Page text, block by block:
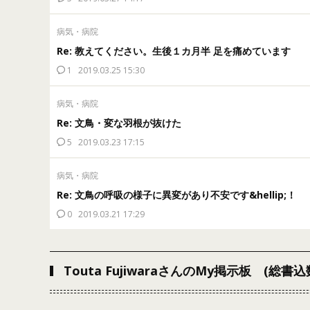
病気・病院
Re: 教えてください。生後１カ月半 足を痛めています
1 2019.03.25 15:30
病気・病院
Re: 文鳥・変な羽根が抜けた
5 2019.03.23 17:15
病気・病院
Re: 文鳥の呼吸の様子に異変があり不安です&hellip;！
0 2019.03.21 17:29
Touta FujiwaraさんのMy掲示板 (総書込